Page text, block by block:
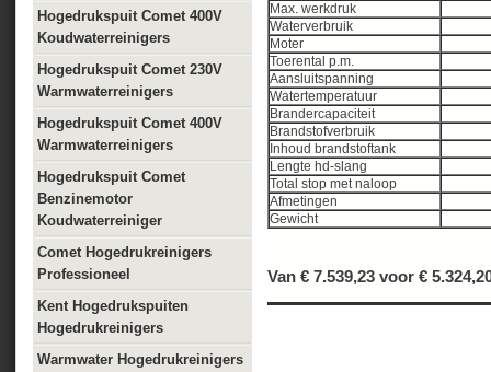
Hogedrukspuit Comet 400V
Koudwaterreinigers
Hogedrukspuit Comet 230V
Warmwaterreinigers
Hogedrukspuit Comet 400V
Warmwaterreinigers
Hogedrukspuit Comet
Benzinemotor
Koudwaterreiniger
Comet Hogedrukreinigers
Professioneel
Kent Hogedrukspuiten
Hogedrukreinigers
Warmwater Hogedrukreinigers
Max. werkdruk
Waterverbruik
Moter
Toerental p.m.
Aansluitspanning
Watertemperatuur
Brandercapaciteit
Brandstofverbruik
Inhoud brandstoftank
Lengte hd-slang
Total stop met naloop
Afmetingen
Gewicht
Van € 7.539,23 voor €